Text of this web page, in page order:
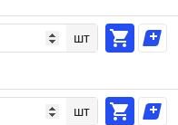
шт
шт